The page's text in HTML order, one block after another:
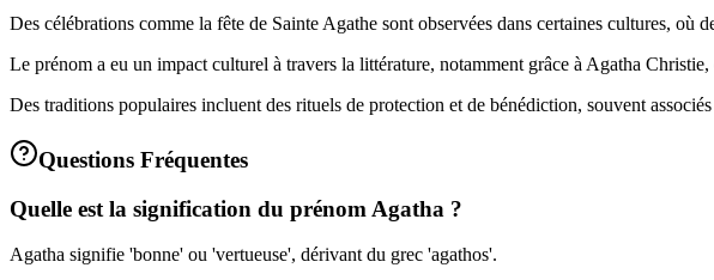
Des célébrations comme la fête de Sainte Agathe sont observées dans certaines cultures, où
Le prénom a eu un impact culturel à travers la littérature, notamment grâce à Agatha
Des traditions populaires incluent des rituels de protection et de bénédiction, souvent
Questions Fréquentes
Quelle est la signification du prénom Agatha ?
Agatha signifie 'bonne' ou 'vertueuse', dérivant du grec 'agathos'.